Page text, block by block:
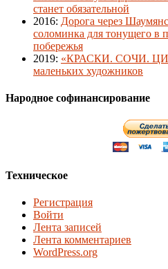
станет обязательной
2016: Дорога через
соломинка для тонущего в
побережья
2019: «КРАСКИ. СОЧИ.
маленьких художников
Народное софинансирование
Техническое
Регистрация
Войти
Лента записей
Лента комментариев
WordPress.org